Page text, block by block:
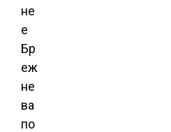
не
е
Бр
еж
не
ва
по